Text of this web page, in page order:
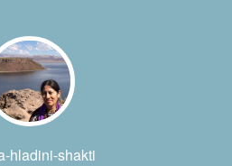
hladini-shakti